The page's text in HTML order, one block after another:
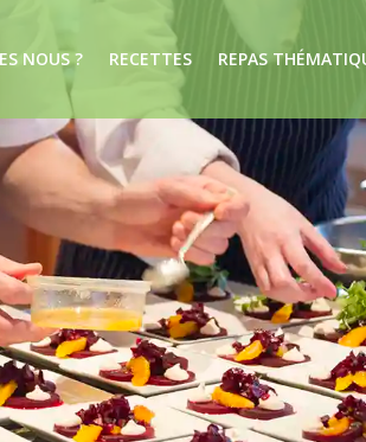
NOUS ? RECETTES REPAS